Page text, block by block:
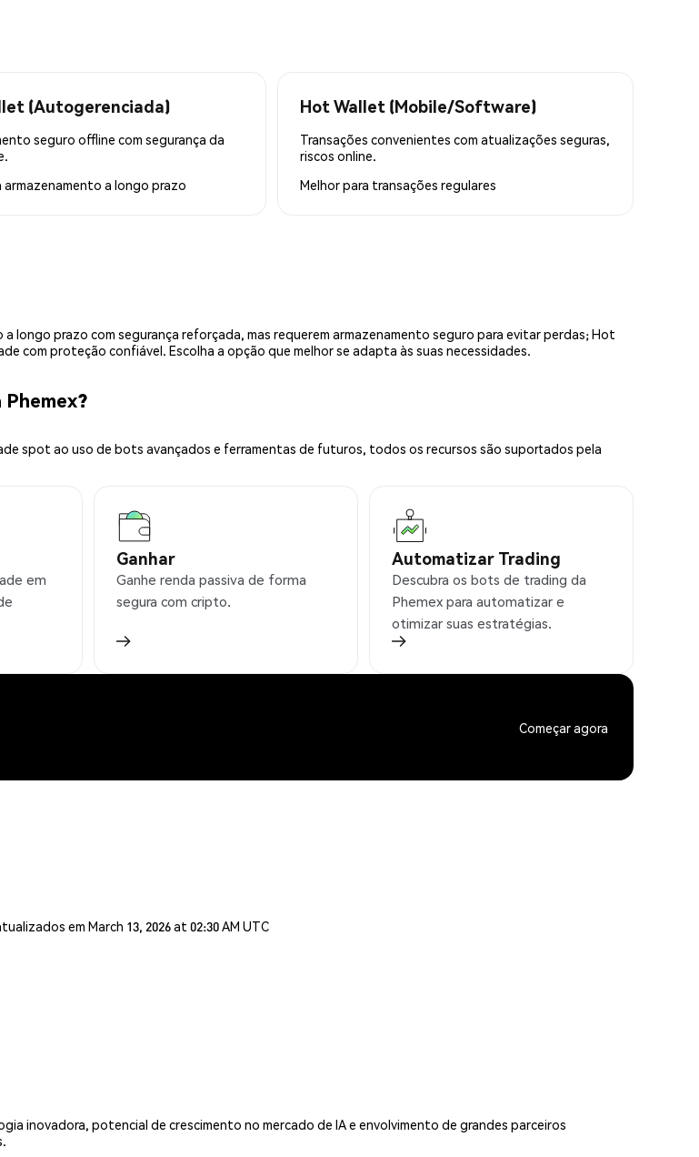
(Autogerenciada)
seguro offline com segurança da
armazenamento a longo prazo
Hot Wallet (Mobile/Software)
Transações convenientes com atualizações seguras,
riscos online.
Melhor para transações regulares
longo prazo com segurança reforçada, mas requerem armazenamento seguro para evitar perdas; Hot
com proteção confiável. Escolha a opção que melhor se adapta às suas necessidades.
spot ao uso de bots avançados e ferramentas de futuros, todos os recursos são suportados pela
em
Ganhar
Ganhe renda passiva de forma
segura com cripto.
Automatizar Trading
Descubra os bots de trading da
Phemex para automatizar e
otimizar suas estratégias.
Começar agora
em March 13, 2026 at 02:30 AM UTC
inovadora, potencial de crescimento no mercado de IA e envolvimento de grandes parceiros